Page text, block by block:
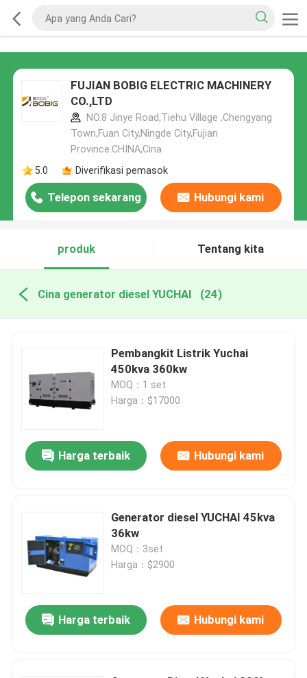
FUJIAN BOBIG ELECTRIC MACHINERY
CO.,LTD
NO.8 Jinye Road,Tiehu Village ,Chengyang
Town,Fuan City,Ningde City,Fujian
Province.CHINA,Cina
5.0
Diverifikasi pemasok
Telepon sekarang Hubungi kami
produk Tentang kita
Cina generator diesel YUCHAI (24)
Pembangkit Listrik Yuchai
450kva 360kw
MOQ：1 set
Harga：$17000
Harga terbaik Hubungi kami
Generator diesel YUCHAI 45kva
36kw
MOQ：3set
Harga：$2900
Harga terbaik Hubungi kami